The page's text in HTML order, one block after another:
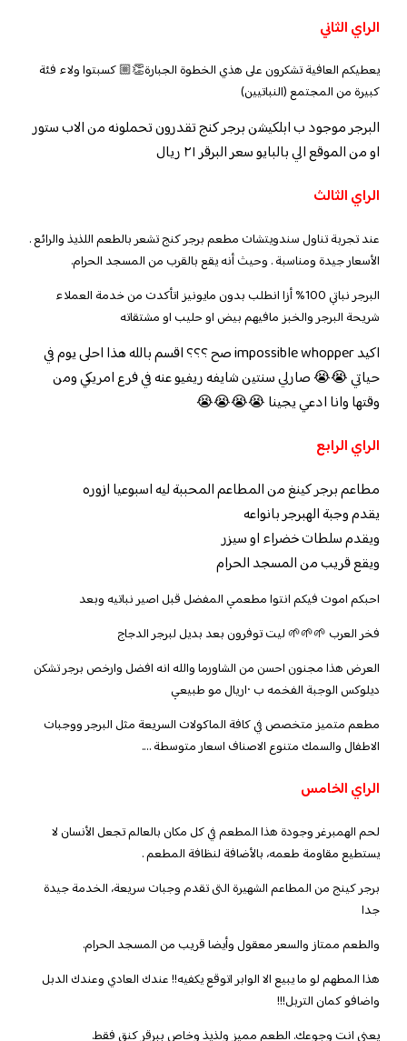
الراي الثاني
يعطيكم العافية تشكرون على هذي الخطوة الجبارة👏🏼 كسبتوا ولاء فئة
كبيرة من المجتمع (النباتيين)
البرجر موجود ب ابلكيشن برجر كنج تقدرون تحملونه من الاب ستور
او من الموقع الي بالبايو سعر البرقر ٢١ ريال
الراي الثالث
عند تجربة تناول سندويتشات مطعم برجر كنج تشعر بالطعم اللذيذ والرائع .
الأسعار جيدة ومناسبة . وحيث أنه يقع بالقرب من المسجد الحرام.
البرجر نباتي 100% أزا انطلب بدون مايونيز اتأكدت من خدمة العملاء
شريحة البرجر والخبز مافيهم بيض او حليب او مشتقاته
اكيد impossible whopper صح ؟؟؟ اقسم بالله هذا احلى يوم في
حياتي 😭😭 صارلي سنتين شايفه ريفيو عنه في فرع امريكي ومن
وقتها وانا ادعي يجينا 😭😭😭😭
الراي الرابع
مطاعم برجر كينغ من المطاعم المحببة ليه اسبوعيا ازوره
يقدم وجبة الهبرجر بانواعه
ويقدم سلطات خضراء او سيزر
ويقع قريب من المسجد الحرام
احبكم اموت فيكم انتوا مطعمي المفضل قبل اصير نباتيه وبعد
فخر العرب 🌱🌱🌱 ليت توفرون بعد بديل لبرجر الدجاج
العرض هذا مجنون احسن من الشاورما والله انه افضل وارخص برجر تشكن
ديلوكس الوجبة الفخمه ب ١٠ريال مو طبيعي
مطعم متميز متخصص في كافة الماكولات السريعة مثل البرجر ووجبات
الاطفال والسمك متنوع الاصناف اسعار متوسطة ….
الراي الخامس
لحم الهمبرغر وجودة هذا المطعم في كل مكان بالعالم تجعل الأنسان لا
يستطيع مقاومة طعمه، بالأضافة لنظافة المطعم .
برجر كينج من المطاعم الشهيرة التى تقدم وجبات سريعة، الخدمة جيدة
جدا
والطعم ممتاز والسعر معقول وأيضا قريب من المسجد الحرام.
هذا المطهم لو ما يبيع الا الوابر اتوقع يكفيه!! عندك العادي وعندك الدبل
واضافو كمان التربل!!!
يعني انت وجوعك. الطعم مميز ولذيذ وخاص ببرقر كنق فقط.